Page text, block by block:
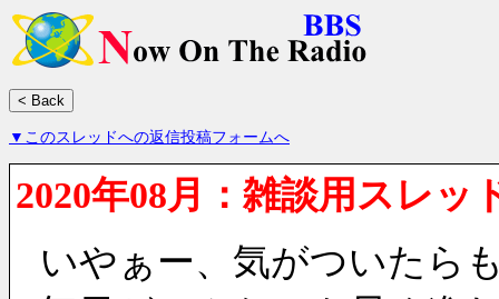
▼このスレッドへの返信投稿フォームへ
2020年08月：雑談用スレッ
いやぁー、気がついたら